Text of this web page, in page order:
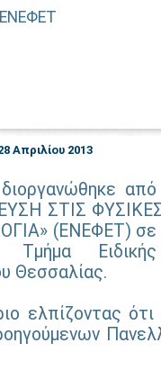
ΕΝΕΦΕΤ
Απριλίου 2013
ΣΤΙΣ
(ΕΝΕΦΕΤ) σε
Τμήμα
Θεσσαλίας.
ελπίζοντας ότι